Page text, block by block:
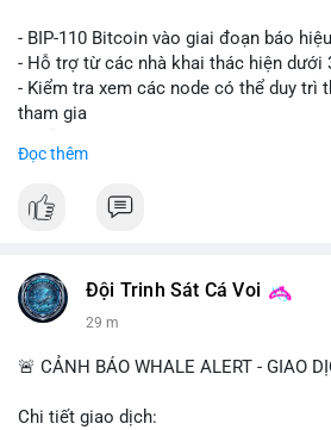
- BIP-110 Bitcoin vào giai đoạn báo
- Hỗ trợ từ các nhà khai thác hiện dưới
- Kiểm tra xem các node có thể duy trì
tham gia
📰 Nguồn: Cointelegraph
Đọc thêm
Đội Trinh Sát Cá Voi
29 m
🚨 CẢNH BÁO WHALE ALERT - GIAO
Chi tiết giao dịch: